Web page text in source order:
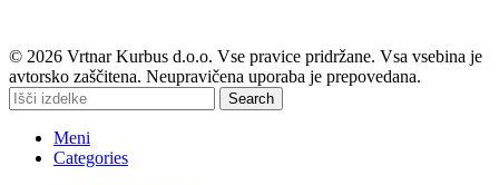
© 2026 Vrtnar Kurbus d.o.o. Vse pravice pridržane. Vsa vsebina je
avtorsko zaščitena. Neupravičena uporaba je prepovedana.
Search
Meni
Categories